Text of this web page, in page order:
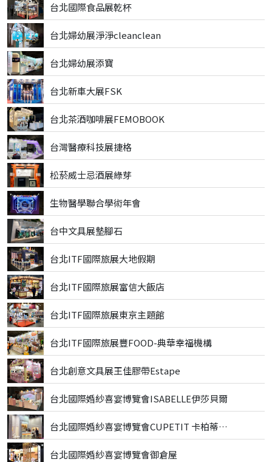
台北國際食品展乾杯
台北婦幼展淨淨cleanclean
台北婦幼展添寶
台北新車大展FSK
台北茶酒咖啡展FEMOBOOK
台灣醫療科技展捷格
松菸威士忌酒展綠芽
生物醫學聯合學術年會
台中文具展墊腳石
台北ITF國際旅展大地假期
台北ITF國際旅展富信大飯店
台北ITF國際旅展東京主題館
台北ITF國際旅展豐FOOD-典華幸福機構
台北創意文具展王佳膠帶Estape
台北國際婚紗喜宴博覽會ISABELLE伊莎貝爾
台北國際婚紗喜宴博覽會CUPETIT 卡柏蒂精品甜點
台北國際婚紗喜宴博覽會御倉屋